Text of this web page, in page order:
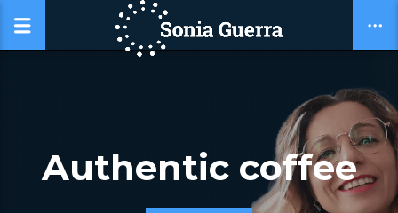
Authentic coffee